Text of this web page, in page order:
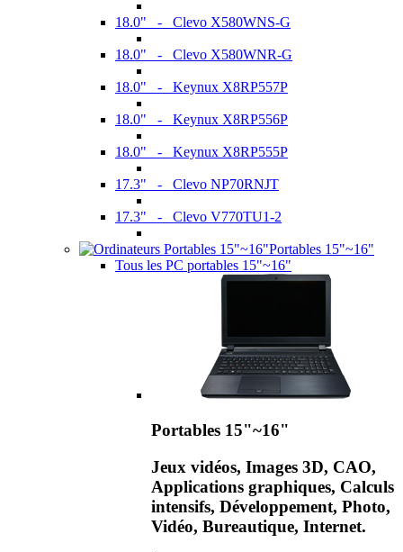
18.0" - Clevo X580WNS-G
18.0" - Clevo X580WNR-G
18.0" - Keynux X8RP557P
18.0" - Keynux X8RP556P
18.0" - Keynux X8RP555P
17.3" - Clevo NP70RNJT
17.3" - Clevo V770TU1-2
Portables 15"~16"
Tous les PC portables 15"~16"
Portables 15"~16"
Jeux vidéos, Images 3D, CAO,
Applications graphiques, Calculs
intensifs, Développement, Photo,
Vidéo, Bureautique, Internet.